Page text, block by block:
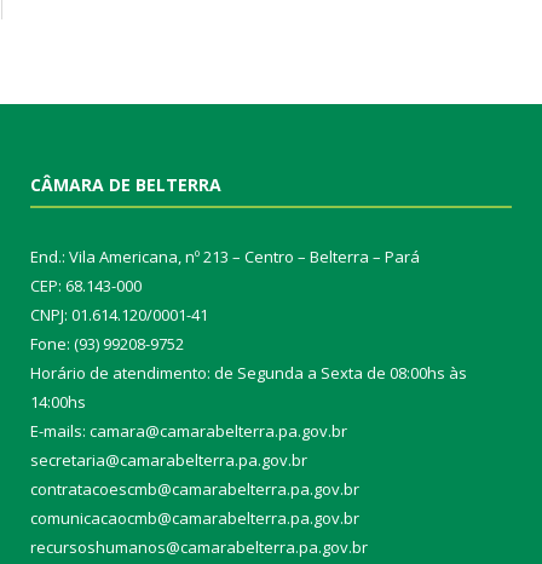
CÂMARA DE BELTERRA
End.: Vila Americana, nº 213 – Centro – Belterra – Pará
CEP: 68.143-000
CNPJ: 01.614.120/0001-41
Fone: (93) 99208-9752
Horário de atendimento: de Segunda a Sexta de 08:00hs às
14:00hs
E-mails: camara@camarabelterra.pa.gov.br
secretaria@camarabelterra.pa.gov.br
contratacoescmb@camarabelterra.pa.gov.br
comunicacaocmb@camarabelterra.pa.gov.br
recursoshumanos@camarabelterra.pa.gov.br